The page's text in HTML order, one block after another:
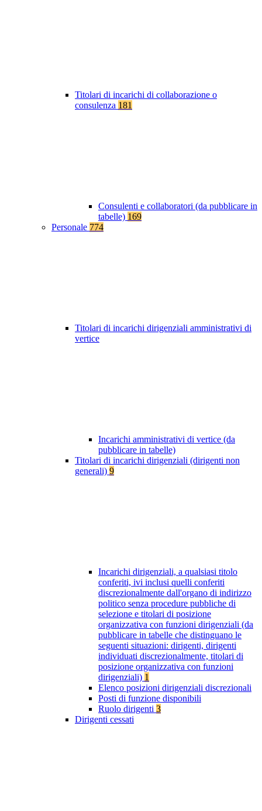
Titolari di incarichi di collaborazione o
consulenza 181
Consulenti e collaboratori (da pubblicare in
tabelle) 169
Personale 774
Titolari di incarichi dirigenziali amministrativi di
vertice
Incarichi amministrativi di vertice (da
pubblicare in tabelle)
Titolari di incarichi dirigenziali (dirigenti non
generali) 9
Incarichi dirigenziali, a qualsiasi titolo
conferiti, ivi inclusi quelli conferiti
discrezionalmente dall'organo di indirizzo
politico senza procedure pubbliche di
selezione e titolari di posizione
organizzativa con funzioni dirigenziali (da
pubblicare in tabelle che distinguano le
seguenti situazioni: dirigenti, dirigenti
individuati discrezionalmente, titolari di
posizione organizzativa con funzioni
dirigenziali) 1
Elenco posizioni dirigenziali discrezionali
Posti di funzione disponibili
Ruolo dirigenti 3
Dirigenti cessati